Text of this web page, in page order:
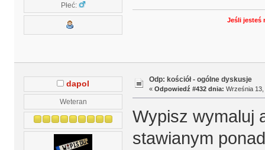
Płeć:
Jeśli jesteś
dapol
Weteran
Odp: kościół - ogólne dyskusje
« Odpowiedź #432 dnia: Września 13,
Wypisz wymaluj
stawianym